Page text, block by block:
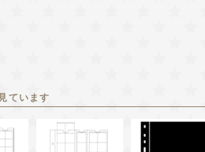
ています